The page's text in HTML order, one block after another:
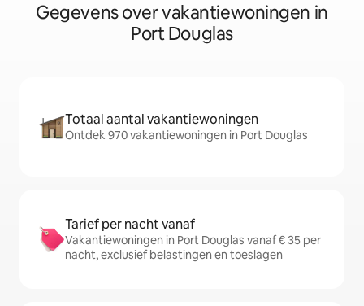
Gegevens over vakantiewoningen in
Port Douglas
Totaal aantal vakantiewoningen
Ontdek 970 vakantiewoningen in Port Douglas
Tarief per nacht vanaf
Vakantiewoningen in Port Douglas vanaf € 35 per
nacht, exclusief belastingen en toeslagen